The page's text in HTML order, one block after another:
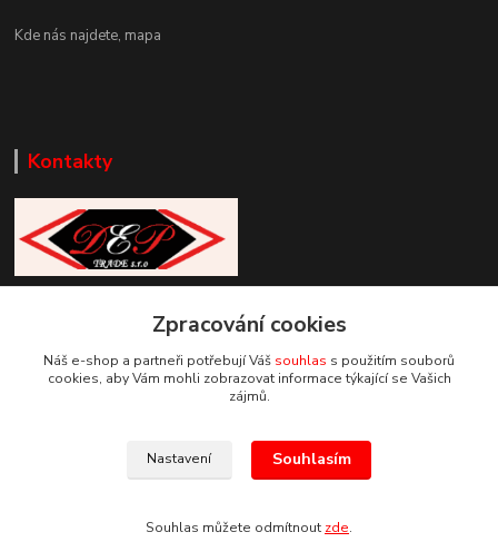
Kde nás najdete, mapa
Kontakty
+420 777 085 857
info@deptrade.cz
Zpracování cookies
Náš e-shop a partneři potřebují Váš souhlas s použitím souborů
cookies, aby Vám mohli zobrazovat informace týkající se Vašich
zájmů.
Nastavení Souhlasím
Souhlas můžete odmítnout zde.